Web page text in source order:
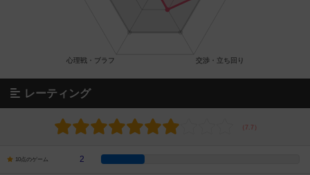
レーティング
10点のゲーム 2